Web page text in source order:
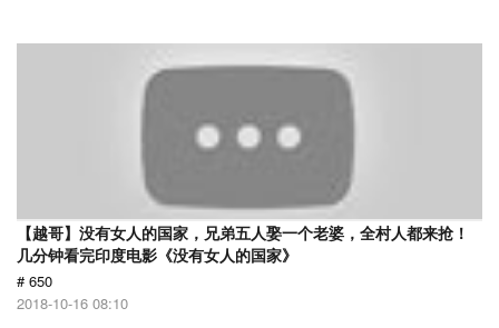
【越哥】没有女人的国家，兄弟五人娶一个老婆，全村人都来抢！
几分钟看完印度电影《没有女人的国家》
# 650
2018-10-16 08:10